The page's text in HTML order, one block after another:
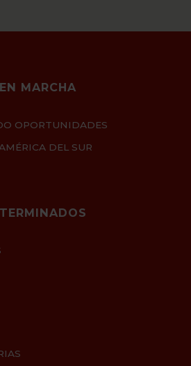
MARCHA
OPORTUNIDADES
DEL SUR